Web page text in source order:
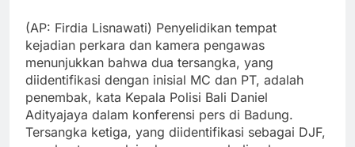
(AP: Firdia Lisnawati) Penyelidikan tempat
kejadian perkara dan kamera pengawas
menunjukkan bahwa dua tersangka, yang
diidentifikasi dengan inisial MC dan PT, adalah
penembak, kata Kepala Polisi Bali Daniel
Adityajaya dalam konferensi pers di Badung.
Tersangka ketiga, yang diidentifikasi sebagai DJF,